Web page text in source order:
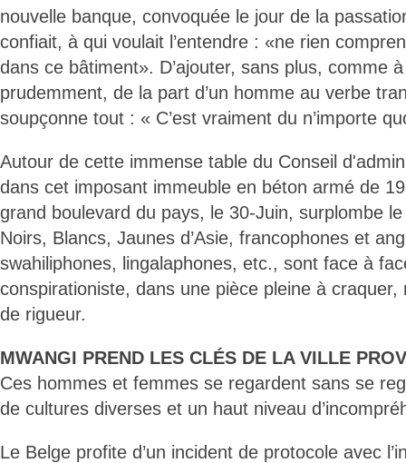
nouvelle banque, convoquée le jour de la
confiait, à qui voulait l’entendre : «ne rien
dans ce bâtiment». D’ajouter, sans plus, comme
prudemment, de la part d’un homme au verbe
soupçonne tout : « C’est vraiment du n’importe
Autour de cette immense table du Conseil
dans cet imposant immeuble en béton armé de
grand boulevard du pays, le 30-Juin, surplombe
Noirs, Blancs, Jaunes d’Asie, francophones et
swahiliphones, lingalaphones, etc., sont face à
conspirationiste, dans une pièce pleine à craquer,
de rigueur.
MWANGI PREND LES CLÉS DE LA VILLE
Ces hommes et femmes se regardent sans se
de cultures diverses et un haut niveau
Le Belge profite d’un incident de protocole avec